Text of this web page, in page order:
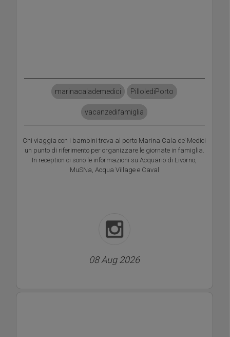
marinacalademedici PillolediPorto
vacanzedifamiglia
Chi viaggia con i bambini trova al porto Marina Cala de’ Medici
un punto di riferimento per organizzare le giornate in famiglia.
In reception ci sono le informazioni su Acquario di Livorno,
MuSNa, Acqua Village e Caval
08 Aug 2026